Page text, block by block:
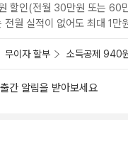
할인(전월 30만원 또는 60
전월 실적이 없어도 최대 1만
무이자 할부 소득공제 940
간 알림을 받아보세요